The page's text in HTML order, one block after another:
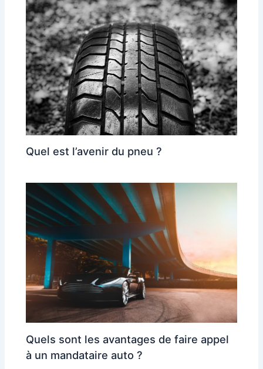
Quel est l’avenir du pneu ?
Quels sont les avantages de faire appel
à un mandataire auto ?